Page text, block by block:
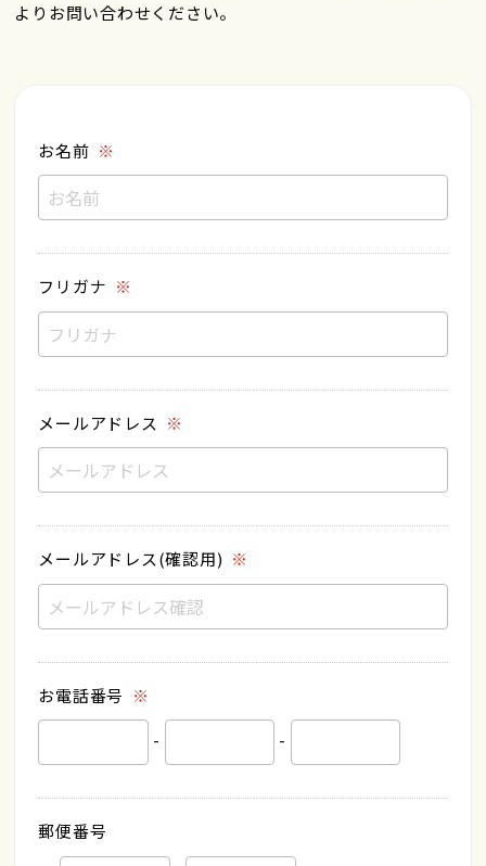
よりお問い合わせください。
お名前
フリガナ
メールアドレス
メールアドレス(確認用)
お電話番号
-
-
郵便番号